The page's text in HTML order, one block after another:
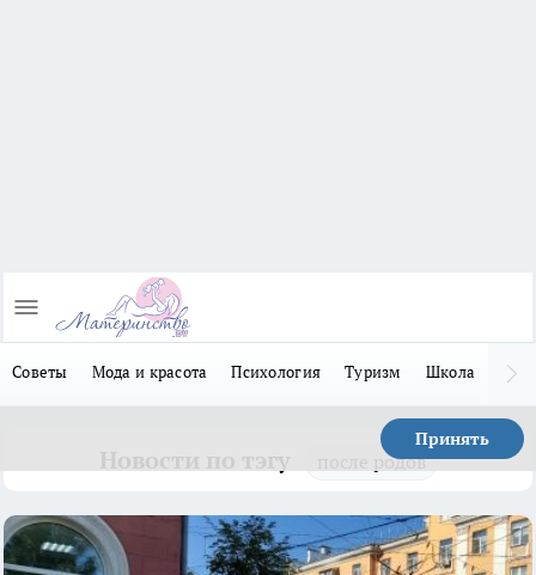
Советы Мода и красота Психология Туризм Школа
Принять
после родов